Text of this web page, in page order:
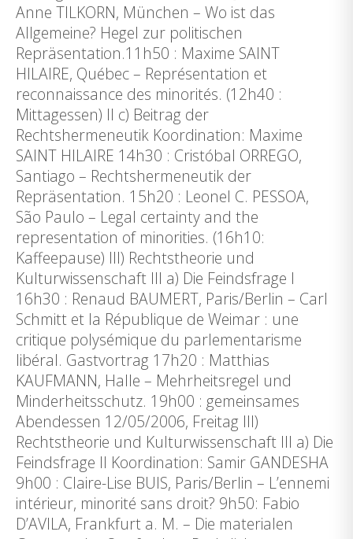
Anne TILKORN, München – Wo ist das
Allgemeine? Hegel zur politischen
Repräsentation.11h50 : Maxime SAINT
HILAIRE, Québec – Représentation et
reconnaissance des minorités. (12h40 :
Mittagessen) II c) Beitrag der
Rechtshermeneutik Koordination: Maxime
SAINT HILAIRE 14h30 : Cristóbal ORREGO,
Santiago – Rechtshermeneutik der
Repräsentation. 15h20 : Leonel C. PESSOA,
São Paulo – Legal certainty and the
representation of minorities. (16h10:
Kaffeepause) III) Rechtstheorie und
Kulturwissenschaft III a) Die Feindsfrage I
16h30 : Renaud BAUMERT, Paris/Berlin – Carl
Schmitt et la République de Weimar : une
critique polysémique du parlementarisme
libéral. Gastvortrag 17h20 : Matthias
KAUFMANN, Halle – Mehrheitsregel und
Minderheitsschutz. 19h00 : gemeinsames
Abendessen 12/05/2006, Freitag III)
Rechtstheorie und Kulturwissenschaft III a) Die
Feindsfrage II Koordination: Samir GANDESHA
9h00 : Claire-Lise BUIS, Paris/Berlin – L’ennemi
intérieur, minorité sans droit? 9h50: Fabio
D’AVILA, Frankfurt a. M. – Die materialen